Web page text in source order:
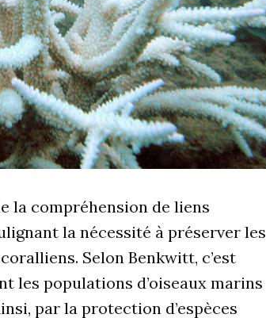
la compréhension de liens
la nécessité à préserver les
Selon Benkwitt, c’est
les populations d’oiseaux marins
par la protection d’espèces